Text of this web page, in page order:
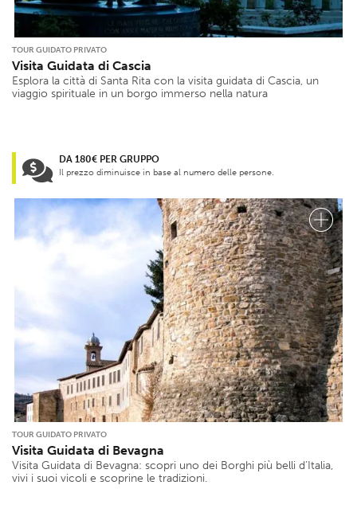
TOUR GUIDATO PRIVATO
Visita Guidata di Cascia
Esplora la città di Santa Rita con la visita guidata di Cascia, un
viaggio spirituale in un borgo immerso nella natura
DA 180€ PER GRUPPO
Il prezzo diminuisce in base al numero delle persone.
TOUR GUIDATO PRIVATO
Visita Guidata di Bevagna
Visita Guidata di Bevagna: scopri uno dei Borghi più belli d’Italia,
vivi i suoi vicoli e scoprine le tradizioni.